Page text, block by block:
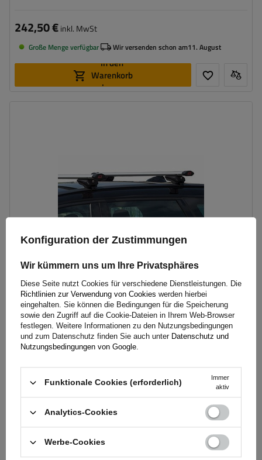
242,50 €inkl. MwSt
Große Menge verfügbar Wir versenden schon am11. August
In den
Warenkorb
legen
G3 Airflow 60.230 Dachträger für traditionelle und integrierte
Aluminiumschienen
154,99 €
11. August
In den
legen
SONDERANGEBOT
Konfiguration der Zustimmungen
Wir kümmern uns um Ihre Privatsphäres
Diese Seite nutzt Cookies für verschiedene Dienstleistungen. Die
Richtlinien zur Verwendung von Cookies werden hierbei
eingehalten. Sie können die Bedingungen für die Speicherung
sowie den Zugriff auf die Cookie-Dateien in Ihrem Web-Browser
festlegen. Weitere Informationen zu den Nutzungsbedingungen
und zum Datenschutz finden Sie auch unter Datenschutz und
Nutzungsbedingungen von Google.
Funktionale Cookies (erforderlich)
Immer
aktiv
Analytics-Cookies
Werbe-Cookies